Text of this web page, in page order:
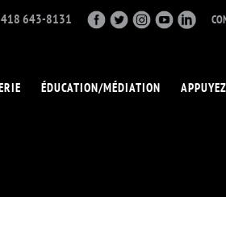
418 643-8131
ÉDUCATION/MÉDIATION